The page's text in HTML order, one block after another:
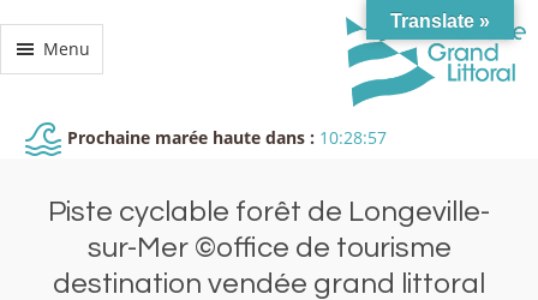
Menu
Prochaine marée haute dans : 10:28:57
Piste cyclable forêt de Longeville-
sur-Mer ©office de tourisme
destination vendée grand littoral
Translate »